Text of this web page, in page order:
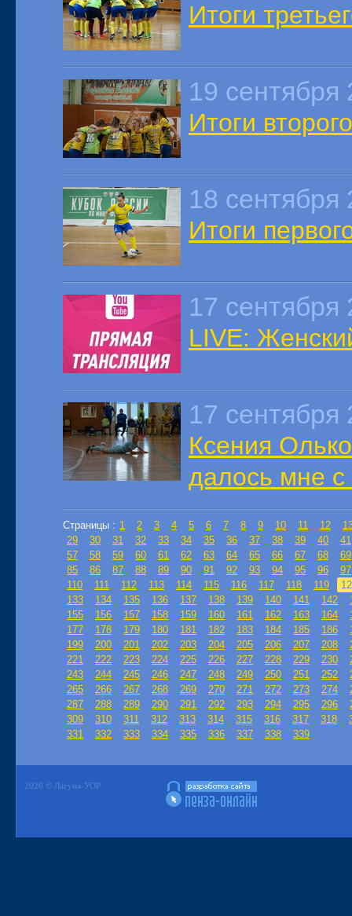
Итоги
19 сентября
Итоги
18 сентября
Итоги
17 сентября
LIVE:
17 сентября
Ксения
далось мне с
Страницы : 1 2 3 4 5 6 7 8 9 10 11 12
29
30 31 32 33 34 35 36 37 38 39 40
41
57
58 59 60 61 62 63 64 65 66 67 68
69
85
86 87 88 89 90 91 92 93 94 95 96
97
110
111 112 113 114 115 116 117 118 119
133
134 135 136 137 138 139 140 141 142
155
156 157 158 159 160 161 162 163 164
177
178 179 180 181 182 183 184 185 186
199
200 201 202 203 204 205 206 207 208
221
222 223 224 225 226 227 228 229 230
243
244 245 246 247 248 249 250 251 252
265
266 267 268 269 270 271 272 273 274
287
288 289 290 291 292 293 294 295 296
309
310 311 312 313 314 315 316 317 318
331
332 333 334 335 336 337 338 339
2026 © Лагуна-УОР